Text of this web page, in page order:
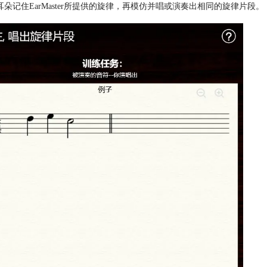
记住EarMaster所提供的旋律，再模仿并唱或演奏出相同的旋律片段。